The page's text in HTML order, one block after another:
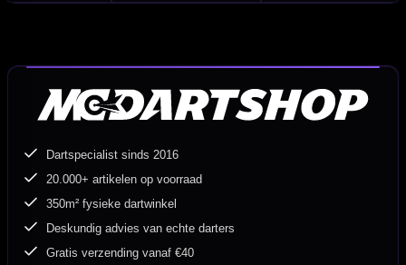
Dartspecialist sinds 2016
20.000+ artikelen op voorraad
350m² fysieke dartwinkel
Deskundig advies van echte darters
Gratis verzending vanaf €40